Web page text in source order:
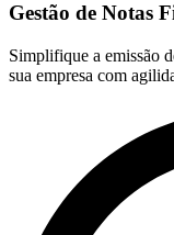
Gestão de Notas
Simplifique a emissão
sua empresa com